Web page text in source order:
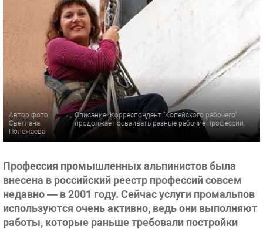
Автор фото:
Светлана
Полежаева
Описание: Корреспондент "Копейского рабочего"
продолжает осваивать разные рабочие профессии.
Профессия промышленных альпинистов была
внесена в российский реестр профессий совсем
недавно — в 2001 году. Сейчас услуги промальпов
используются очень активно, ведь они выполняют
работы, которые раньше требовали постройки